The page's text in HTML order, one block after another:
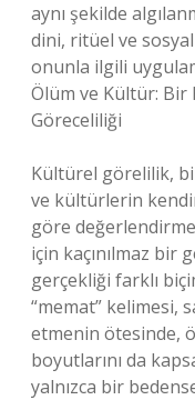
aynı şekilde
dini, ritüel ve sosyal
onunla ilgili
Ölüm ve Kültür: Bir
Göreceliliği
Kültürel görelilik,
ve kültürlerin
göre
için kaçınılmaz bir
gerçekliği farklı
“memat” kelimesi,
etmenin ötesinde,
boyutlarını da
yalnızca bir